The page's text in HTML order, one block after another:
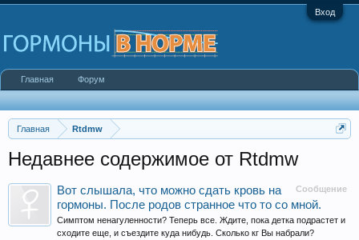
Вход
Главная Rtdmw
Недавнее содержимое от Rtdmw
Сообщение
Вот слышала, что можно сдать кровь на
гормоны. После родов странное что то со мной.
Симптом ненагуленности? Теперь все. Ждите, пока детка подрастет и
сходите еще, и съездите куда нибудь. Сколько кг Вы набрали?
Главная Форум